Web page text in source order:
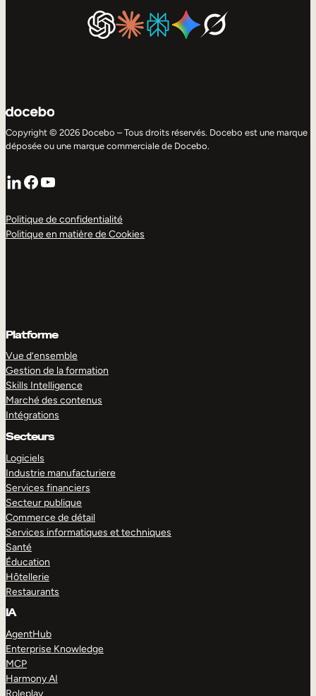
Copyright © 2026 Docebo – Tous droits réservés. Docebo est une marque
déposée ou une marque commerciale de Docebo.
LinkedIn
Facebook
YouTube
Politique de confidentialité
Politique en matière de Cookies
Platforme
Vue d’ensemble
Gestion de la formation
Skills Intelligence
Marché des contenus
Intégrations
Secteurs
Logiciels
Industrie manufacturiere
Services financiers
Secteur publique
Commerce de détail
Services informatiques et techniques
Santé
Éducation
Hôtellerie
Restaurants
IA
AgentHub
Enterprise Knowledge
MCP
Harmony AI
Roleplay